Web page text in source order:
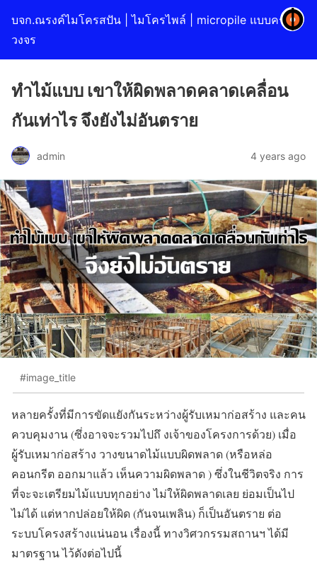
บจก.ณรงค์ไมโครสปัน | ไมโครไพล์ | micropile แบบครบ
วงจร
ทำไม้แบบ เขาให้ผิดพลาดคลาดเคลื่อน
กันเท่าไร จึงยังไม่อันตราย
admin 4 years ago
#image_title
หลายครั้งที่มีการขัดแยังกันระหว่างผู้รับเหมาก่อสร้าง และคน
ควบคุมงาน (ซึ่งอาจจะรวมไปถึ งเจ้าของโครงการด้วย) เมื่อ
ผู้รับเหมาก่อสร้าง วางขนาดไม้แบบผิดพลาด (หรือหล่อ
คอนกรีต ออกมาแล้ว เห็นความผิดพลาด ) ซึ่งในชีวิตจริง การ
ที่จะจะเตรียมไม้แบบทุกอย่าง ไม่ให้ผิดพลาดเลย ย่อมเป็นไป
ไม่ได้ แต่หากปล่อยให้ผิด (กันจนเพลิน) ก็เป็นอันตราย ต่อ
ระบบโครงสร้างแน่นอน เรื่องนี้ ทางวิศวกรรมสถานฯ ได้มี
มาตรฐาน ไว้ดังต่อไปนี้